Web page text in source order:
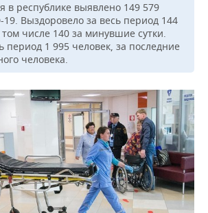
в республике выявлено 149 579
19. Выздоровело за весь период 144
числе 140 за минувшие сутки.
период 1 995 человек, за последние
человека.